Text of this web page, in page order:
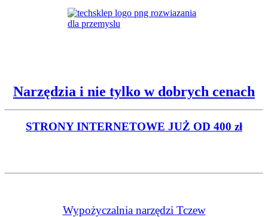
Narzędzia i nie tylko w dobrych cenach
STRONY INTERNETOWE JUŻ OD 400 zł
Wypożyczalnia narzędzi Tczew